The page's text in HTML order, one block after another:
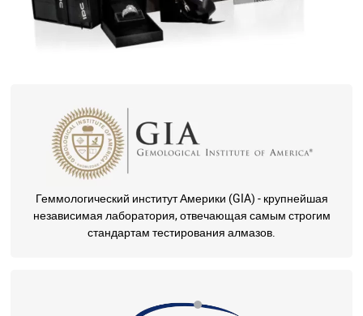
Геммологический институт Америки (GIA) - крупнейшая
независимая лаборатория, отвечающая самым строгим
стандартам тестирования алмазов.